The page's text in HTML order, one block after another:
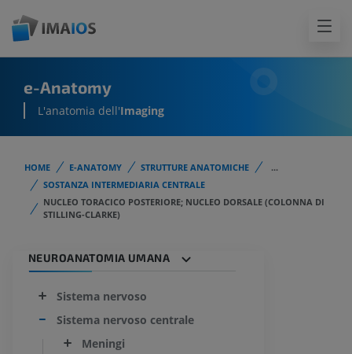
e-Anatomy
L'anatomia dell'Imaging
HOME E-ANATOMY STRUTTURE ANATOMICHE
...
SOSTANZA INTERMEDIARIA CENTRALE
NUCLEO TORACICO POSTERIORE; NUCLEO DORSALE (COLONNA DI
STILLING-CLARKE)
NEUROANATOMIA UMANA
Sistema nervoso
Sistema nervoso centrale
Meningi